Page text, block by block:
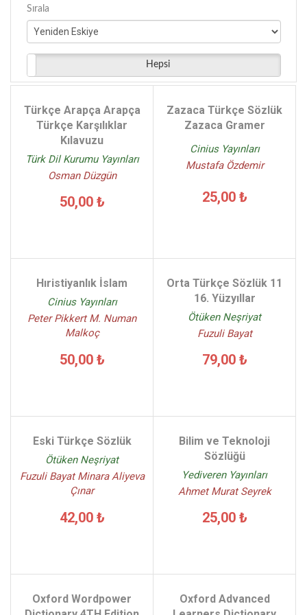
Tandem Yayınları - (2)
Yediveren Çocuk - (2)
Günbu Yayınları - (2)
Kolektif Altin Kitaplar Yayinevi - (4)
Kolektif Parilti Yayincilik - (4)
Kolektif Yuva Yayinlari - (3)
Kollektif - (12)
Lonğman - (4)
Mehmet Kanar - (28)
Mevlüt Sarı - (5)
Milenyum Yayınları Kolektif - (6)
Orhan Yorgancı - (3)
Sabiha Dolu - (3)
Sevgi Türker Terlemez - (4)
Şerap Bezmez - (2)
Tandem Yayınları Kolektif - (2)
Tay Yayınları Komisyon - (2)
Sırala
Hepsi
Türkçe Arapça Arapça
Türkçe Karşılıklar
Kılavuzu
Türk Dil Kurumu Yayınları
Osman Düzgün
50,00 ₺
Zazaca Türkçe Sözlük
Zazaca Gramer
Cinius Yayınları
Mustafa Özdemir
25,00 ₺
Hıristiyanlık İslam
Cinius Yayınları
Peter Pikkert M. Numan
Malkoç
50,00 ₺
Orta Türkçe Sözlük 11
16. Yüzyıllar
Ötüken Neşriyat
Fuzuli Bayat
79,00 ₺
Eski Türkçe Sözlük
Ötüken Neşriyat
Fuzuli Bayat Minara Aliyeva
Çınar
42,00 ₺
Bilim ve Teknoloji
Sözlüğü
Yediveren Yayınları
Ahmet Murat Seyrek
25,00 ₺
Oxford Wordpower
Oxford Advanced